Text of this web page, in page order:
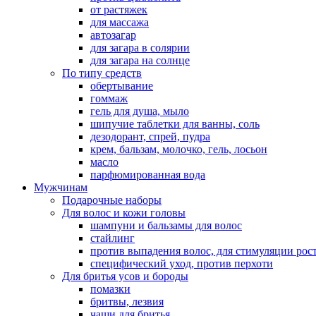
от растяжек
для массажа
автозагар
для загара в солярии
для загара на солнце
По типу средств
обертывание
гоммаж
гель для душа, мыло
шипучие таблетки для ванны, соль
дезодорант, спрей, пудра
крем, бальзам, молочко, гель, лосьон
масло
парфюмированная вода
Мужчинам
Подарочные наборы
Для волос и кожи головы
шампуни и бальзамы для волос
стайлинг
против выпадения волос, для стимуляции
специфический уход, против перхоти
Для бритья усов и бороды
помазки
бритвы, лезвия